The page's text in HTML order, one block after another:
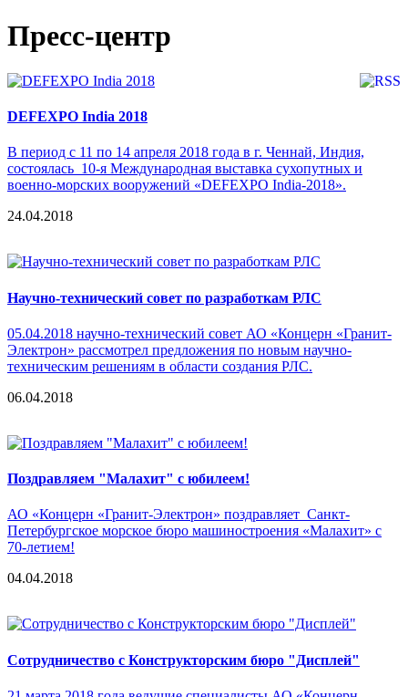
Пресс-центр
DEFEXPO India 2018
В период с 11 по 14 апреля 2018 года в г. Ченнай, Индия,
состоялась 10-я Международная выставка сухопутных и
военно-морских вооружений «DEFEXPO India-2018».
24.04.2018
Научно-технический совет по разработкам РЛС
05.04.2018 научно-технический совет АО «Концерн «Гранит-
Электрон» рассмотрел предложения по новым научно-
техническим решениям в области создания РЛС.
06.04.2018
Поздравляем "Малахит" с юбилеем!
АО «Концерн «Гранит-Электрон» поздравляет Санкт-
Петербургское морское бюро машиностроения «Малахит» с
70-летием!
04.04.2018
Сотрудничество с Конструкторским бюро "Дисплей"